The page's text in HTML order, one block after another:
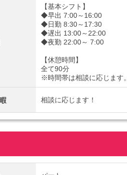
【基本シフト】
◆早出 7:00～16:00
◆日勤 8:30～17:30
◆遅出 13:00～22:00
◆夜勤 22:00～ 7:00
【休憩時間】
全て90分
※時間帯は相談に応じます。
相談に応じます！